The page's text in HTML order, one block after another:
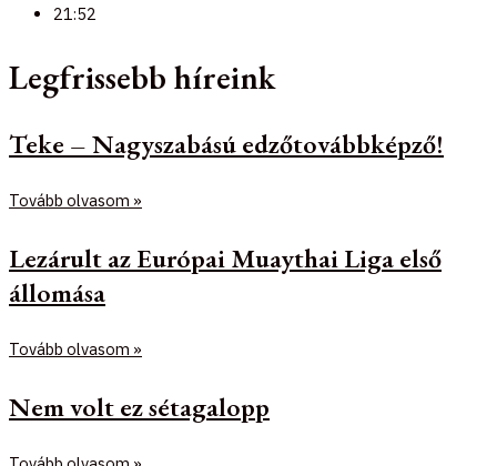
21:52
Legfrissebb híreink
Teke – Nagyszabású edzőtovábbképző!
Tovább olvasom »
Lezárult az Európai Muaythai Liga első
állomása
Tovább olvasom »
Nem volt ez sétagalopp